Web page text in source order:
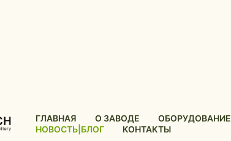
ГЛАВНАЯ О ЗАВОДЕ ОБОРУДОВАНИЕ
НОВОСТЬ|БЛОГ
КОНТАКТЫ